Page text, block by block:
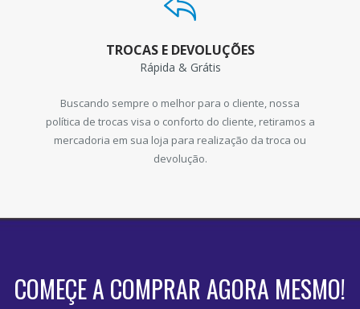
TROCAS E DEVOLUÇÕES
Rápida & Grátis
Buscando sempre o melhor para o cliente, nossa
política de trocas visa o conforto do cliente, retiramos a
mercadoria em sua loja para realização da troca ou
devolução.
COMEÇE A COMPRAR AGORA MESMO!